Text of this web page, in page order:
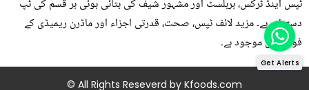
ٹپس اینڈ ٹرکس، ہربلسٹ اور مشہور شیف کی بتائی ہوئی ہر قسم کی ٹپ
دستیاب ہے۔ مزید لائف ٹپس، صحت، قدرتی اجزاء اور ماڈرن ریمیڈی کے
فوڈز میں موجود ہے۔
© All Rights Reseverd by Kfoods.com
Get Alerts